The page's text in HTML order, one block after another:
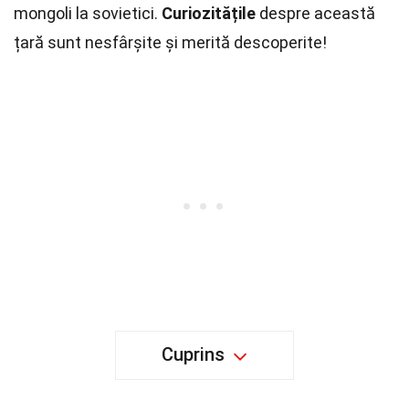
mongoli la sovietici. Curiozitățile despre această
țară sunt nesfârșite și merită descoperite!
Cuprins